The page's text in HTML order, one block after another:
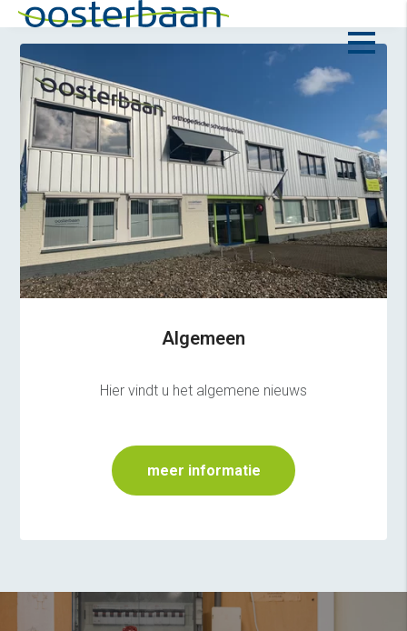
Algemeen
Hier vindt u het algemene nieuws
meer informatie